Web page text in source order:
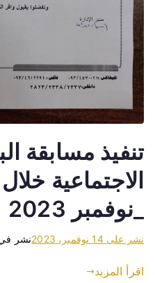
تنفيذ مسابقة
الاجتماعية
_نوفمبر 2023
نشر على14 نوفمبر، 2023 نشر
اقرأ المزيد